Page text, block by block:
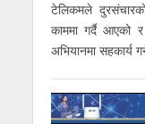
टेलिकमले
काममा गर्दै आएको र
अभियानमा सहकार्य